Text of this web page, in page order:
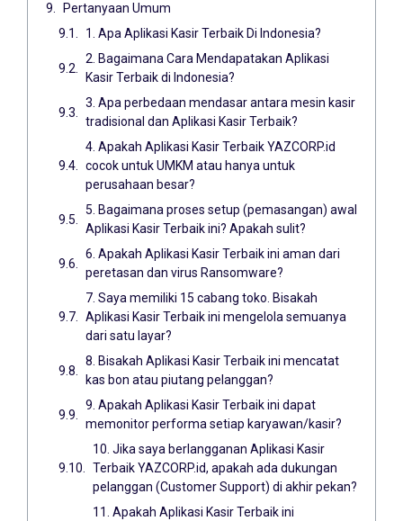
Pertanyaan Umum
1. Apa Aplikasi Kasir Terbaik Di Indonesia?
2. Bagaimana Cara Mendapatakan Aplikasi
Kasir Terbaik di Indonesia?
3. Apa perbedaan mendasar antara mesin kasir
tradisional dan Aplikasi Kasir Terbaik?
4. Apakah Aplikasi Kasir Terbaik YAZCORP.id
cocok untuk UMKM atau hanya untuk
perusahaan besar?
5. Bagaimana proses setup (pemasangan) awal
Aplikasi Kasir Terbaik ini? Apakah sulit?
6. Apakah Aplikasi Kasir Terbaik ini aman dari
peretasan dan virus Ransomware?
7. Saya memiliki 15 cabang toko. Bisakah
Aplikasi Kasir Terbaik ini mengelola semuanya
dari satu layar?
8. Bisakah Aplikasi Kasir Terbaik ini mencatat
kas bon atau piutang pelanggan?
9. Apakah Aplikasi Kasir Terbaik ini dapat
memonitor performa setiap karyawan/kasir?
10. Jika saya berlangganan Aplikasi Kasir
Terbaik YAZCORP.id, apakah ada dukungan
pelanggan (Customer Support) di akhir pekan?
11. Apakah Aplikasi Kasir Terbaik ini